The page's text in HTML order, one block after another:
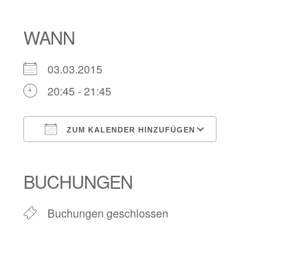
WANN
03.03.2015
20:45 - 21:45
ZUM KALENDER HINZUFÜGEN
BUCHUNGEN
Buchungen geschlossen